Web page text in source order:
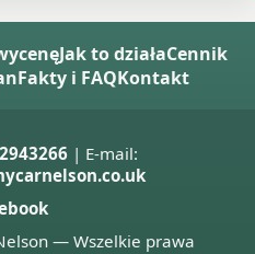
Jak to działaCennik
Fakty i FAQKontakt
| E-mail:
— Wszelkie prawa